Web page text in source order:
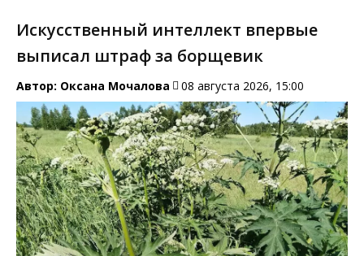
Искусственный интеллект впервые
выписал штраф за борщевик
Автор: Оксана Мочалова 08 августа 2026, 15:00